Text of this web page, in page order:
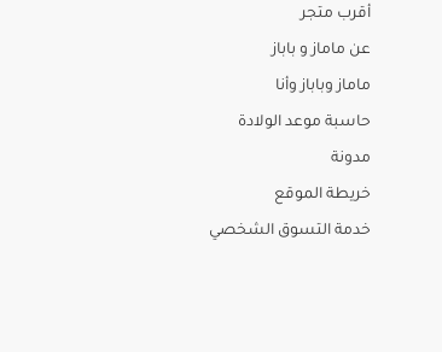
أقرب متجر
عن ماماز و باباز
ماماز وباباز وأنا
حاسبة موعد الولادة
مدونة
خريطة الموقع
خدمة التسوق الشخصي